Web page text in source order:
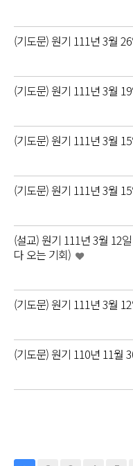
(기도문) 원기 111년 3월
(기도문) 원기 111년 3월
(기도문) 원기 111년 3월
(기도문) 원기 111년 3월
(설교) 원기 111년 3월 12
다 오는 기회)
(기도문) 원기 111년 3월
(기도문) 원기 110년 11월